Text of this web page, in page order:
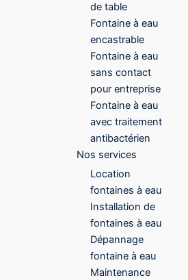
de table
Fontaine à eau
encastrable
Fontaine à eau
sans contact
pour entreprise
Fontaine à eau
avec traitement
antibactérien
Nos services
Location
fontaines à eau
Installation de
fontaines à eau
Dépannage
fontaine à eau
Maintenance